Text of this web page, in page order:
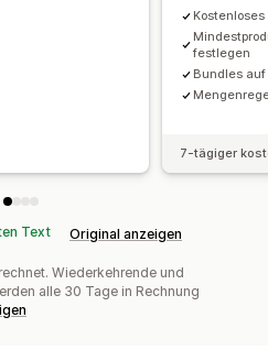
festlegen
Bundles
7-tägiger
Text Original anzeigen
Wiederkehrende und
alle 30 Tage in Rechnung